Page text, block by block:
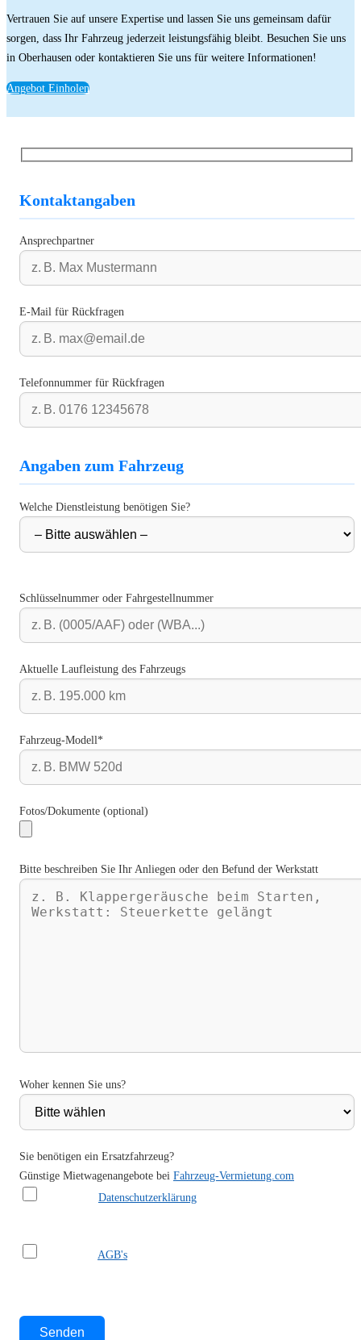
Vertrauen Sie auf unsere Expertise und lassen Sie uns gemeinsam dafür
sorgen, dass Ihr Fahrzeug jederzeit leistungsfähig bleibt. Besuchen Sie uns
in Oberhausen oder kontaktieren Sie uns für weitere Informationen!
Angebot Einholen
Kontaktangaben
Ansprechpartner
E-Mail für Rückfragen
Telefonnummer für Rückfragen
Angaben zum Fahrzeug
Welche Dienstleistung benötigen Sie?
Schlüsselnummer oder Fahrgestellnummer
Aktuelle Laufleistung des Fahrzeugs
Fahrzeug-Modell*
Fotos/Dokumente (optional)
Bitte beschreiben Sie Ihr Anliegen oder den Befund der Werkstatt
Woher kennen Sie uns?
Sie benötigen ein Ersatzfahrzeug?
Günstige Mietwagenangebote bei Fahrzeug-Vermietung.com
Datenschutzerklärung
AGB's